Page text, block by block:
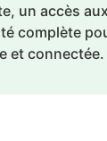
un accès
complète
et connectée.